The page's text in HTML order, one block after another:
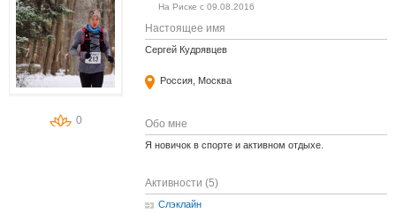
0
На Риске с 09.08.2016
Настоящее имя
Сергей Кудрявцев
Россия, Москва
Обо мне
Я новичок в спорте и активном отдыхе.
Активности (5)
Слэклайн